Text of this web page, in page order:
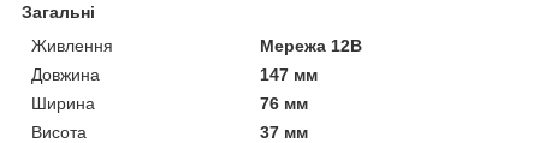
Загальні
Живлення
Мережа 12В
Довжина
147 мм
Ширина
76 мм
Висота
37 мм